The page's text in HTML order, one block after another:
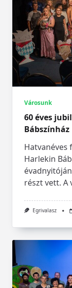
Városunk
60 éves
Bábszínház
Hatvanéves
Harlekin
részt vett. A
Egrivalasz